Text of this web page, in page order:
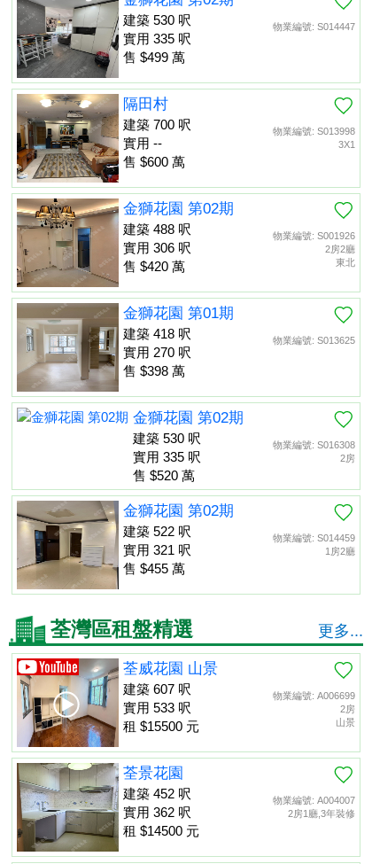
物業編號: S014447
建築 530 呎
實用 335 呎
售 $499 萬
物業編號: S013998
3X1
隔田村
建築 700 呎
實用 --
售 $600 萬
物業編號: S001926
2房2廳
東北
金獅花園 第02期
建築 488 呎
實用 306 呎
售 $420 萬
物業編號: S013625
金獅花園 第01期
建築 418 呎
實用 270 呎
售 $398 萬
物業編號: S016308
2房
金獅花園 第02期
建築 530 呎
實用 335 呎
售 $520 萬
物業編號: S014459
1房2廳
金獅花園 第02期
建築 522 呎
實用 321 呎
售 $455 萬
荃灣區租盤精選 更多...
物業編號: A006699
2房
山景
荃威花園 山景
建築 607 呎
實用 533 呎
租 $15500 元
物業編號: A004007
2房1廳,3年裝修
荃景花園
建築 452 呎
實用 362 呎
租 $14500 元